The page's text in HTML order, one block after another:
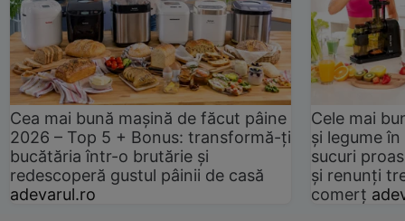
Cea mai bună mașină de făcut pâine
2026 – Top 5 + Bonus: transformă-ți
bucătăria într-o brutărie și
redescoperă gustul pâinii de casă
adevarul.ro
Cele mai
și legume
sucuri
și renunți
comerț